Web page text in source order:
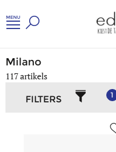
Milano
117 artikels
FILTERS
1